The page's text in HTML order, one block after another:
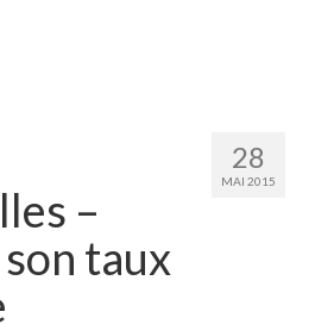
28
MAI 2015
–
taux